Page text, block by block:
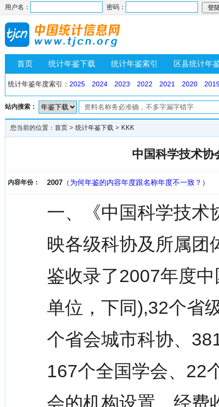
用户名： 密码：
首页 统计年鉴下载 统计年鉴索引 区县统计年
统计年鉴年度索引： 2025 2024 2023 2022 2021 2020
站内搜索：
您当前的位置： 首页 > 统计年鉴下载 > KKK
中国科学技术协
内容年份： 2007 （为何年鉴的内容年度跟名称年度不一致？ ）
一、《中国科学技术
映各级科协及所属团
鉴收录了2007年度
单位，下同),32个省
个省会城市科协、
167个全国学会、22
会的机构设置、经费